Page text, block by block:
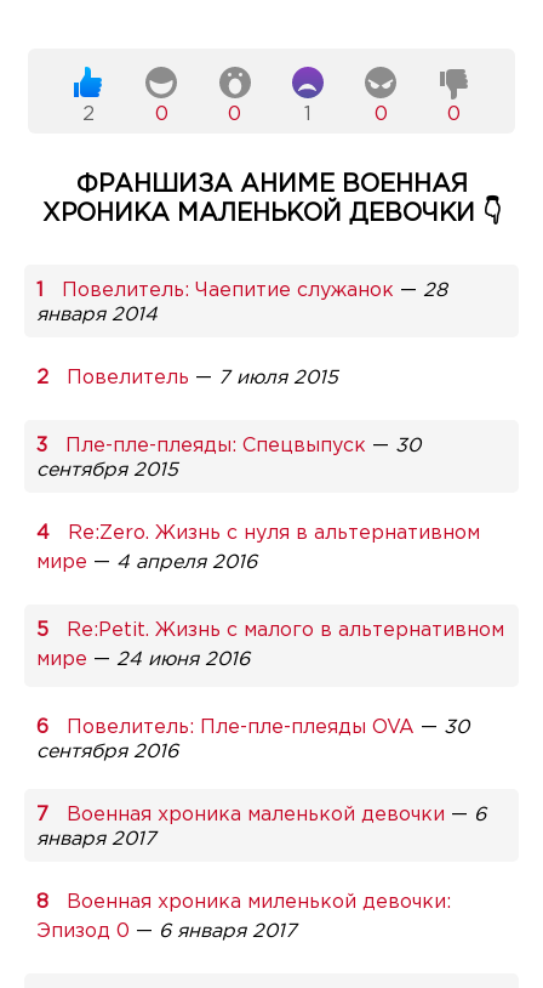
2 0 0 0 0
ФРАНШИЗА АНИМЕ ВОЕННАЯ
ХРОНИКА МАЛЕНЬКОЙ ДЕВОЧКИ 👇
Повелитель: Чаепитие служанок — 28
января 2014
Повелитель — 7 июля 2015
Пле-пле-плеяды: Спецвыпуск — 30
сентября 2015
Re:Zero. Жизнь с нуля в альтернативном
мире — 4 апреля 2016
Re:Petit. Жизнь с малого в альтернативном
мире — 24 июня 2016
Повелитель: Пле-пле-плеяды OVA — 30
сентября 2016
Военная хроника маленькой девочки — 6
января 2017
Военная хроника миленькой девочки:
Эпизод 0 — 6 января 2017